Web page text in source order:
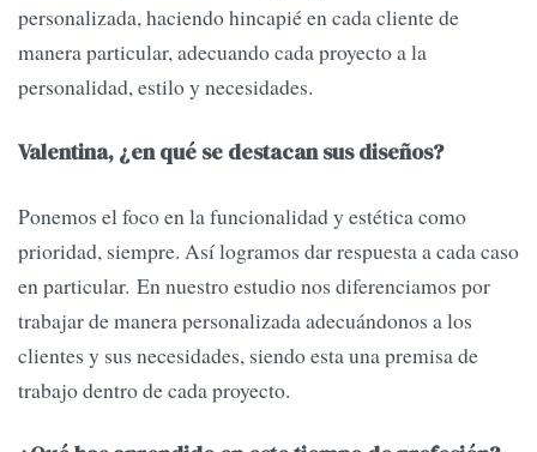
personalizada, haciendo hincapié en cada cliente de
manera particular, adecuando cada proyecto a la
personalidad, estilo y necesidades.
Valentina, ¿en qué se destacan sus diseños?
Ponemos el foco en la funcionalidad y estética como
prioridad, siempre. Así logramos dar respuesta a cada caso
en particular. En nuestro estudio nos diferenciamos por
trabajar de manera personalizada adecuándonos a los
clientes y sus necesidades, siendo esta una premisa de
trabajo dentro de cada proyecto.